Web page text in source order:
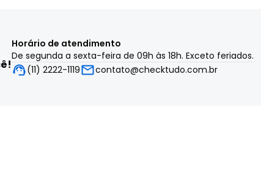
Horário de atendimento
De segunda a sexta-feira de 09h às 18h. Exceto feriados.
(11) 2222-1119
contato@checktudo.com.br